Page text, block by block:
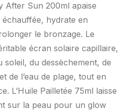
After Sun 200ml apaise
échauffée, hydrate en
le bronzage. Le
écran solaire capillaire,
du dessèchement, de
de l’eau de plage, tout en
L’Huile Pailletée 75ml laisse
sur la peau pour un glow